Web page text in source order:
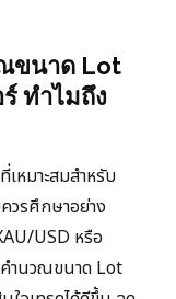
ขนาด Lot
ทำไมถึง
หมาะสมสำหรับ
วรศึกษาอย่าง
USD หรือ
ำนวณขนาด Lot